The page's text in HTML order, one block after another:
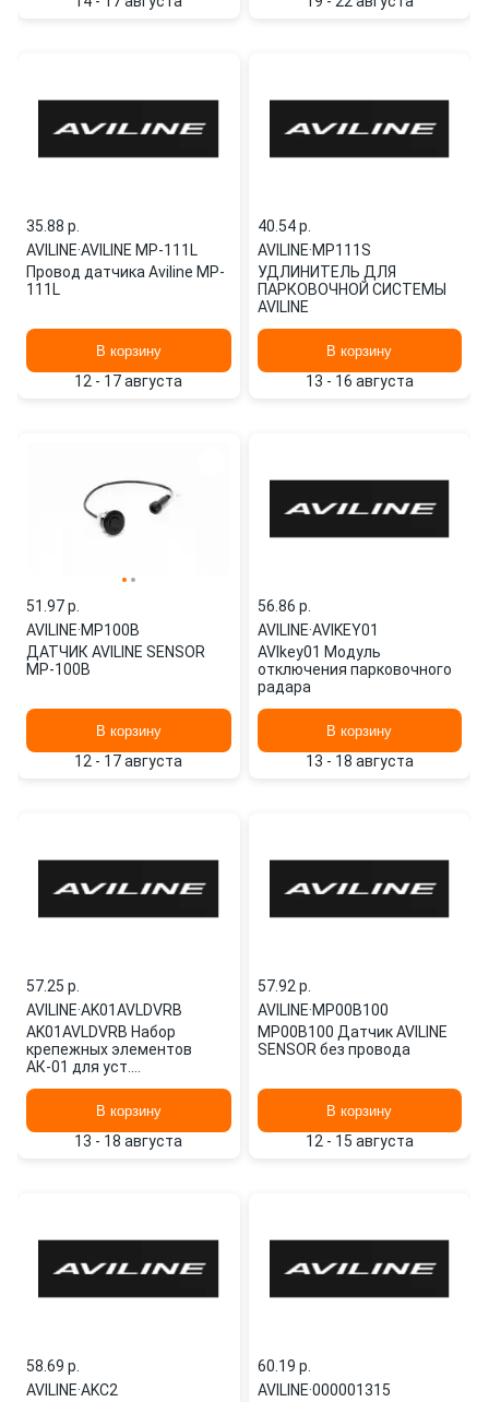
35.88 p.
AVILINE·AVILINE MP-111L
Провод датчика Aviline MP-
111L
В корзину
12 - 17 августа
40.54 p.
AVILINE·MP111S
УДЛИНИТЕЛЬ ДЛЯ
ПАРКОВОЧНОЙ СИСТЕМЫ
AVILINE
В корзину
13 - 16 августа
51.97 p.
AVILINE·MP100B
ДАТЧИК AVILINE SENSOR
MP-100B
В корзину
12 - 17 августа
56.86 p.
AVILINE·AVIKEY01
AVIkey01 Модуль
отключения парковочного
радара
В корзину
13 - 18 августа
57.25 p.
AVILINE·AK01AVLDVRB
AK01AVLDVRB Набор
крепежных элементов
АК-01 для уст.
B квад.
В корзину
13 - 18 августа
57.92 p.
AVILINE·MP00B100
MP00B100 Датчик AVILINE
SENSOR без провода
В корзину
12 - 15 августа
58.69 p.
AVILINE·AKC2
60.19 p.
AVILINE·000001315